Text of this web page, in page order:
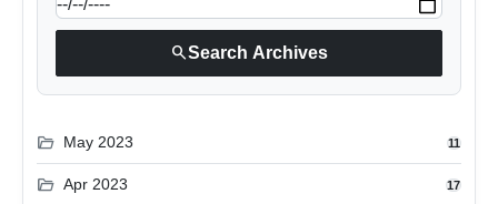
searchSearch Archives
folder_open May 2023 11
folder_open Apr 2023 17